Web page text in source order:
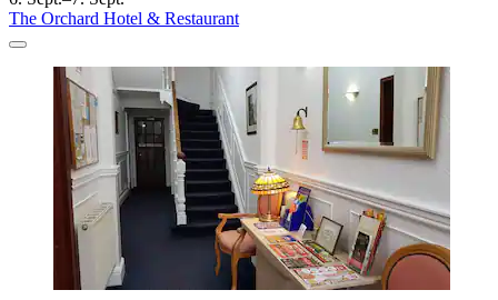
The Orchard Hotel & Restaurant